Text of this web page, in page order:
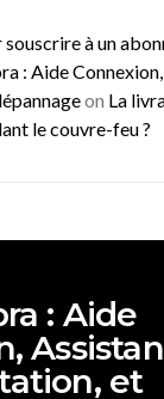
à un
: Aide
on La
le couvre-feu ?
: Aide
et